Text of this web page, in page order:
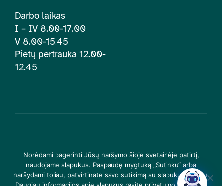
Darbo laikas
I – IV 8.00-17.00
V 8.00-15.45
Pietų pertrauka 12.00-
12.45
saugomos |Privatumo politika
Norėdami pagerinti Jūsų naršymo šioje svetainėje patirtį,
naudojame slapukus. Paspaudę mygtuką „Sutinku“ arba
naršydami toliau, patvirtinate savo sutikimą su slapukų įrašymu.